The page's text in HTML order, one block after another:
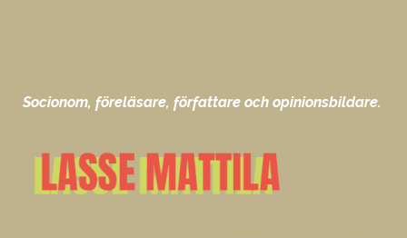
Socionom, föreläsare, författare och opinionsbildare.